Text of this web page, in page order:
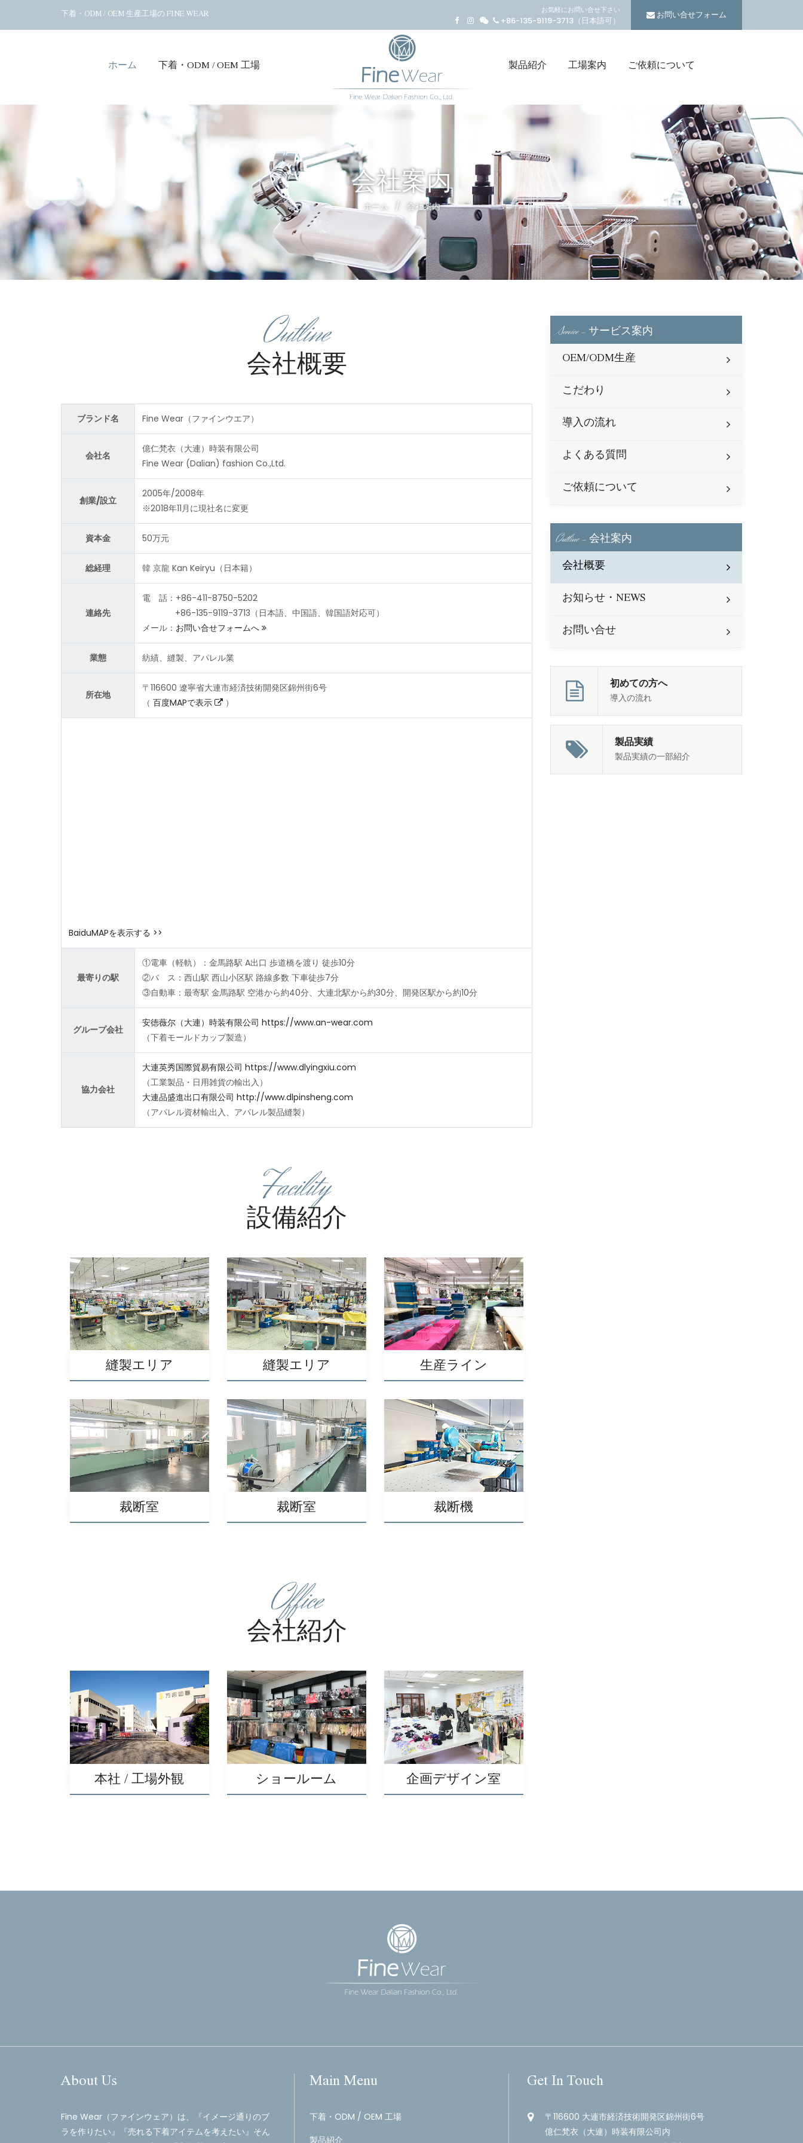
下着・ODM / OEM 生産工場の FINE WEAR
お気軽にお問い合せ下さい
+86-135-9119-3713（日本語可）
お問い合せフォーム
ホーム 下着・ODM / OEM 工場 製品紹介 工場案内 ご依頼について
会社案内
ホーム / 会社案内
Outline
会社概要
ブランド名 Fine Wear（ファインウエア）
会社名
億仁梵衣（大連）時装有限公司
Fine Wear (Dalian) fashion Co.,Ltd.
創業/設立
2005年/2008年
※2018年11月に現社名に変更
資本金 50万元
総経理 韓 京龍 Kan Keiryu（日本籍）
連絡先
電 話：+86-411-8750-5202
+86-135-9119-3713（日本語、中国語、韓国語対応可）
メール： お問い合せフォームへ
業態 紡績、縫製、アパレル業
所在地
〒116600 遼寧省大連市経済技術開発区錦州街6号
（ 百度MAPで表示 ）
BaiduMAPを表示する >>
最寄りの駅
①電車（軽軌）：金馬路駅 A出口 歩道橋を渡り 徒歩10分
②バ ス：西山駅 西山小区駅 路線多数 下車徒歩7分
③自動車：最寄駅 金馬路駅 空港から約40分、大連北駅から約30分、開発区駅から約10分
グループ会社
安徳薇尔（大連）時装有限公司 https://www.an-wear.com
（下着モールドカップ製造）
協力会社
大連英秀国際貿易有限公司 https://www.dlyingxiu.com
（工業製品・日用雑貨の輸出入）
大連品盛進出口有限公司 http://www.dlpinsheng.com
（アパレル資材輸出入、アパレル製品縫製）
Facility
設備紹介
縫製エリア 縫製エリア 生産ライン
裁断室 裁断室 裁断機
Office
会社紹介
本社 / 工場外観 ショールーム 企画デザイン室
Service - サービス案内
OEM/ODM生産
こだわり
導入の流れ
よくある質問
ご依頼について
Outline -会社案内
会社概要
お知らせ・NEWS
お問い合せ
初めての方へ
導入の流れ
製品実績
製品実績の一部紹介
About Us
Fine Wear（ファインウェア）は、『イメージ通りのブ
ラを作りたい』『売れる下着アイテムを考えたい』そん
Main Menu
下着・ODM / OEM 工場
製品紹介
Get In Touch
〒116600 大連市経済技術開発区錦州街6号
億仁梵衣（大連）時装有限公司内